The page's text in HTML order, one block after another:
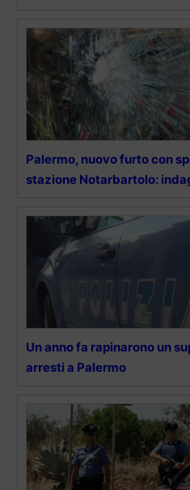
Palermo, nuovo furto con
stazione Notarbartolo:
Un anno fa rapinarono un
arresti a Palermo